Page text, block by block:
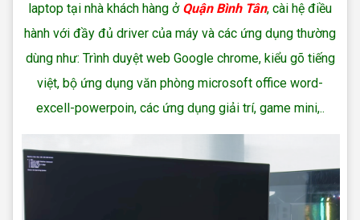
laptop tại nhà khách hàng ở Quận Bình Tân, cài hệ điều
hành với đầy đủ driver của máy và các ứng dụng thường
dùng như: Trình duyệt web Google chrome, kiểu gõ tiếng
việt, bộ ứng dụng văn phòng microsoft office word-
excell-powerpoin, các ứng dụng giải trí, game mini,..